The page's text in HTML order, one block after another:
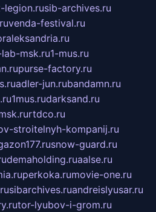
legion.rusib-archives.ru
venda-festival.ru
msk.ru1-mus.ru
purse-factory.ru
adler-jun.rubandamn.ru
1mus.rudarksand.ru
rtdco.ru
stroitelnyh-kompanij.ru
snow-guard.ru
demaholding.ruaalse.ru
perkoka.rumovie-one.ru
sibarchives.ruandreislyusar.ru
tor-lyubov-i-grom.ru